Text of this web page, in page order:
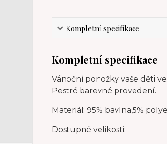
Kompletní specifikace
Kompletní specifikace
Vánoční ponožky vaše děti
Pestré barevné provedení.
Materiál: 95% bavlna,5%
Dostupné velikosti: